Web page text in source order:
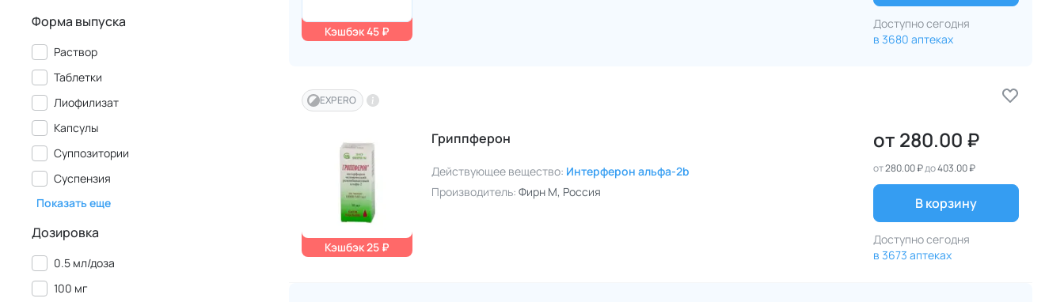
Форма выпуска
Раствор
Таблетки
Лиофилизат
Капсулы
Суппозитории
Суспензия
Показать еще
Дозировка
0.5 мл/доза
100 мг
Кэшбэк 45 ₽
Доступно сегодня
в 3680 аптеках
EXPERO
Кэшбэк 25 ₽
Гриппферон
Действующее вещество: Интерферон альфа-2b
Производитель: Фирн М, Россия
от 280.00 ₽
от280.00 ₽до403.00 ₽
В корзину
Доступно сегодня
в 3673 аптеках